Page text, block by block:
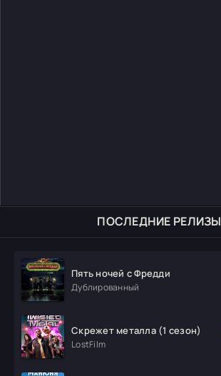
ПОСЛЕДНИЕ РЕЛИЗЫ
Пять ночей с Фредди
Дублированный
Скрежет металла (1 сезон)
LostFilm